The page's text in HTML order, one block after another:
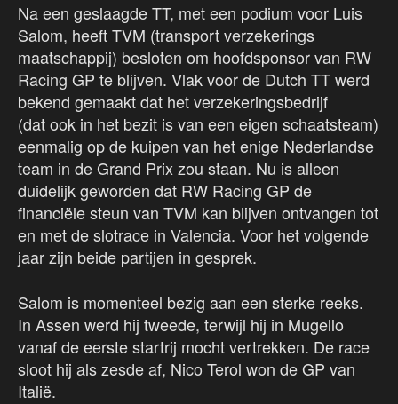
Na een geslaagde TT, met een podium voor Luis
Salom, heeft TVM (transport verzekerings
maatschappij) besloten om hoofdsponsor van RW
Racing GP te blijven. Vlak voor de Dutch TT werd
bekend gemaakt dat het verzekeringsbedrijf
(dat ook in het bezit is van een eigen schaatsteam)
eenmalig op de kuipen van het enige Nederlandse
team in de Grand Prix zou staan. Nu is alleen
duidelijk geworden dat RW Racing GP de
financiële steun van TVM kan blijven ontvangen tot
en met de slotrace in Valencia. Voor het volgende
jaar zijn beide partijen in gesprek.
Salom is momenteel bezig aan een sterke reeks.
In Assen werd hij tweede, terwijl hij in Mugello
vanaf de eerste startrij mocht vertrekken. De race
sloot hij als zesde af, Nico Terol won de GP van
Italië.